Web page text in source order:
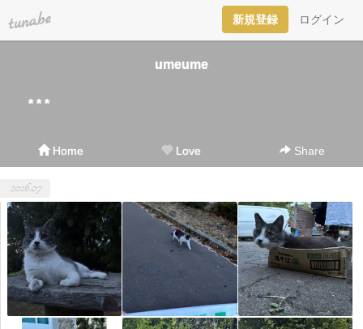
tuna.be 新規登録 ログイン
umeume
* * *
Home Love Share
2026.07